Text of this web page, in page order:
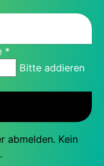
*
Bitte addieren
abmelden. Kein